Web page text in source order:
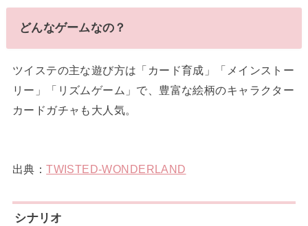
どんなゲームなの？
ツイステの主な遊び方は「カード育成」「メインストー
リー」「リズムゲーム」で、豊富な絵柄のキャラクター
カードガチャも大人気。
出典：TWISTED-WONDERLAND
シナリオ